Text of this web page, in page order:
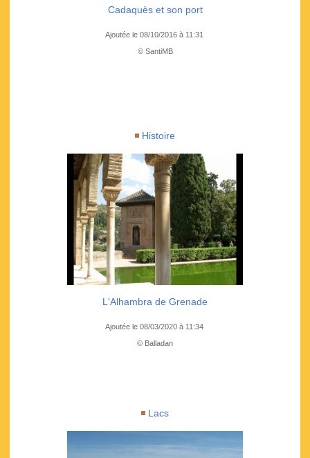
Cadaquès et son port
Ajoutée le 08/10/2016 à 11:31
© SantiMB
Histoire
L'Alhambra de Grenade
Ajoutée le 08/03/2020 à 11:34
© Balladan
Lacs